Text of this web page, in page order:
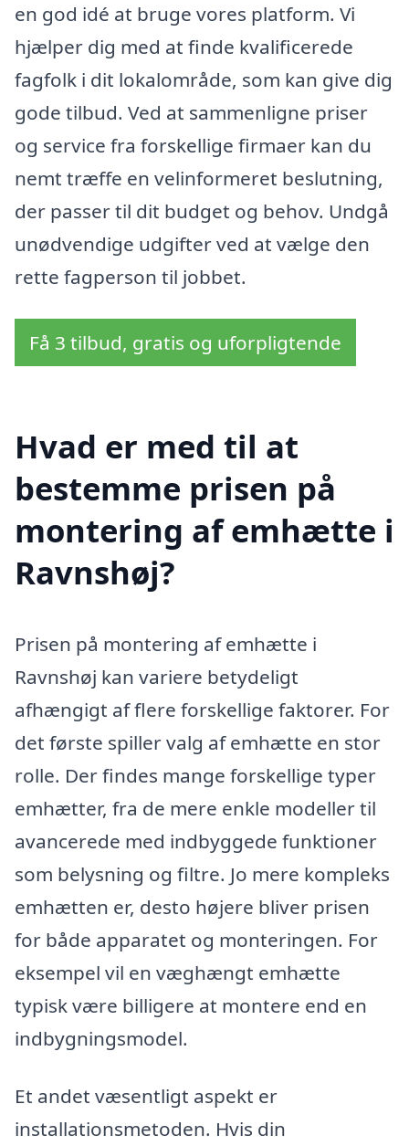
en god idé at bruge vores platform. Vi
hjælper dig med at finde kvalificerede
fagfolk i dit lokalområde, som kan give dig
gode tilbud. Ved at sammenligne priser
og service fra forskellige firmaer kan du
nemt træffe en velinformeret beslutning,
der passer til dit budget og behov. Undgå
unødvendige udgifter ved at vælge den
rette fagperson til jobbet.
Få 3 tilbud, gratis og uforpligtende
Hvad er med til at
bestemme prisen på
montering af emhætte i
Ravnshøj?
Prisen på montering af emhætte i
Ravnshøj kan variere betydeligt
afhængigt af flere forskellige faktorer. For
det første spiller valg af emhætte en stor
rolle. Der findes mange forskellige typer
emhætter, fra de mere enkle modeller til
avancerede med indbyggede funktioner
som belysning og filtre. Jo mere kompleks
emhætten er, desto højere bliver prisen
for både apparatet og monteringen. For
eksempel vil en væghængt emhætte
typisk være billigere at montere end en
indbygningsmodel.
Et andet væsentligt aspekt er
installationsmetoden. Hvis din